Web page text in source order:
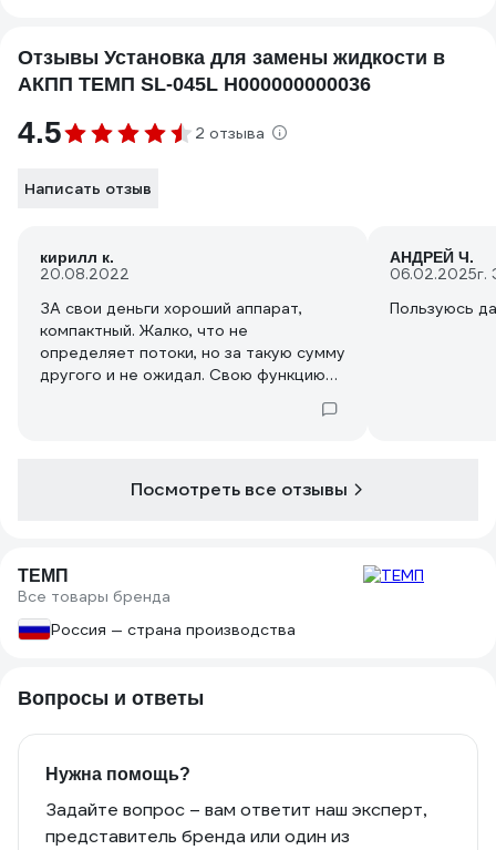
Отзывы Установка для замены жидкости в
АКПП ТЕМП SL-045L Н000000000036
4.5 2 отзыва
Написать отзыв
кирилл к.
20.08.2022
ЗА свои деньги хороший аппарат,
компактный. Жалко, что не
определяет потоки, но за такую сумму
другого и не ожидал. Свою функцию
АНДРЕЙ Ч.
06.02.2025г.
Пользуюсь
Посмотреть все отзывы
ТЕМП
Все товары бренда
Россия — страна производства
Вопросы и ответы
Нужна помощь?
Задайте вопрос – вам ответит наш эксперт,
представитель бренда или один из